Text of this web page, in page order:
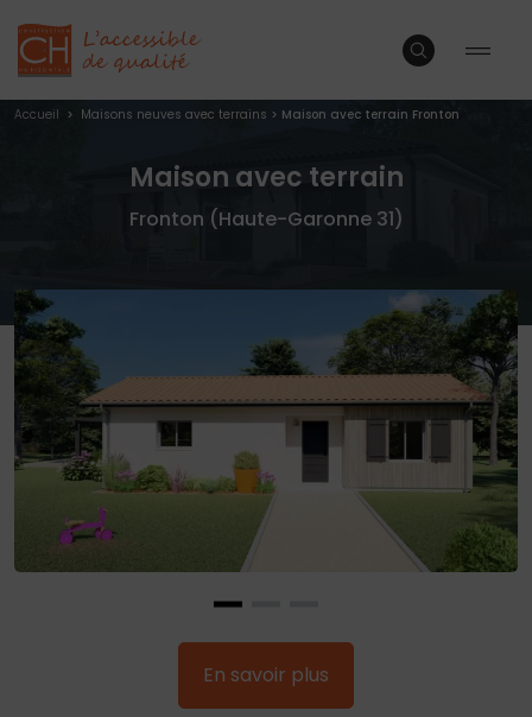
Accueil > Maisons neuves avec terrains > Maison avec terrain Fronton
Maison avec terrain
Fronton (Haute-Garonne 31)
En savoir plus